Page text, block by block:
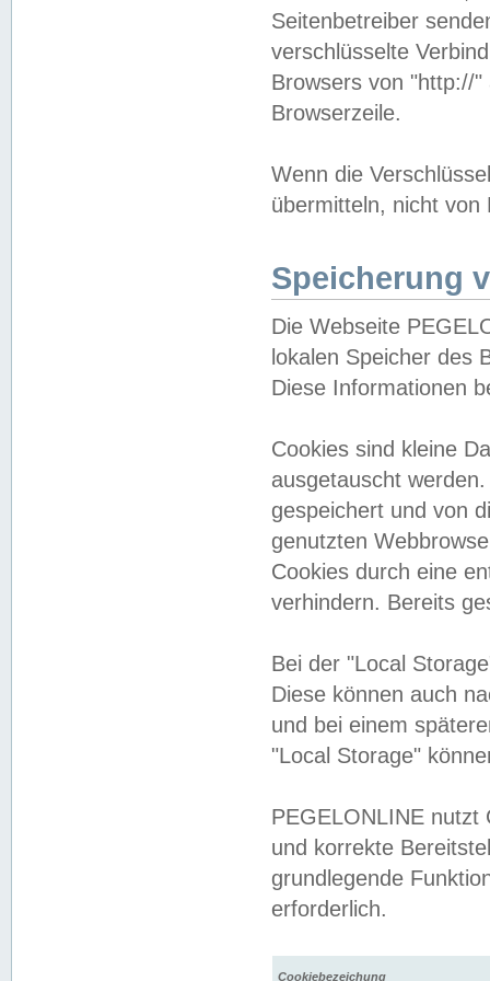
Seitenbetreiber
verschlüsselte
Browsers von "http://
Browserzeile.
Wenn die
übermitteln, nicht von
Speicherung
Die Webseite
lokalen Speicher des
Diese Informationen
Cookies sind kleine
ausgetauscht
gespeichert und von
genutzten
Cookies durch eine
verhindern. Bereits
Bei der "Local
Diese können auch
und bei einem
"Local Storage"
PEGELONLINE nutzt
und korrekte
grundlegende
erforderlich.
Cookiebezeichung